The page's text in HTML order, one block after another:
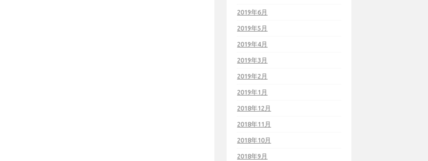
2019年6月
2019年5月
2019年4月
2019年3月
2019年2月
2019年1月
2018年12月
2018年11月
2018年10月
2018年9月